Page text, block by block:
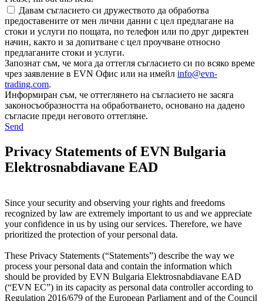
Давам съгласието си дружеството да обработва
предоставените от мен лични данни с цел предлагане на
стоки и услуги по пощата, по телефон или по друг директен
начин, както и за допитване с цел проучване относно
предлаганите стоки и услуги.
Запознат съм, че мога да оттегля съгласието си по всяко време
чрез заявление в EVN Офис или на имейл info@evn-
trading.com.
Информиран съм, че оттеглянето на съгласието не засяга
законосъобразността на обработването, основано на дадено
съгласие преди неговото оттегляне.
Send
Privacy Statements of EVN Bulgaria
Elektrosnabdiavane EAD
Since your security and observing your rights and freedoms
recognized by law are extremely important to us and we appreciate
your confidence in us by using our services. Therefore, we have
prioritized the protection of your personal data.
These Privacy Statements (“Statements”) describe the way we
process your personal data and contain the information which
should be provided by EVN Bulgaria Elektrosnabdiavane EAD
(“EVN EC”) in its capacity as personal data controller according to
Regulation 2016/679 of the European Parliament and of the Council